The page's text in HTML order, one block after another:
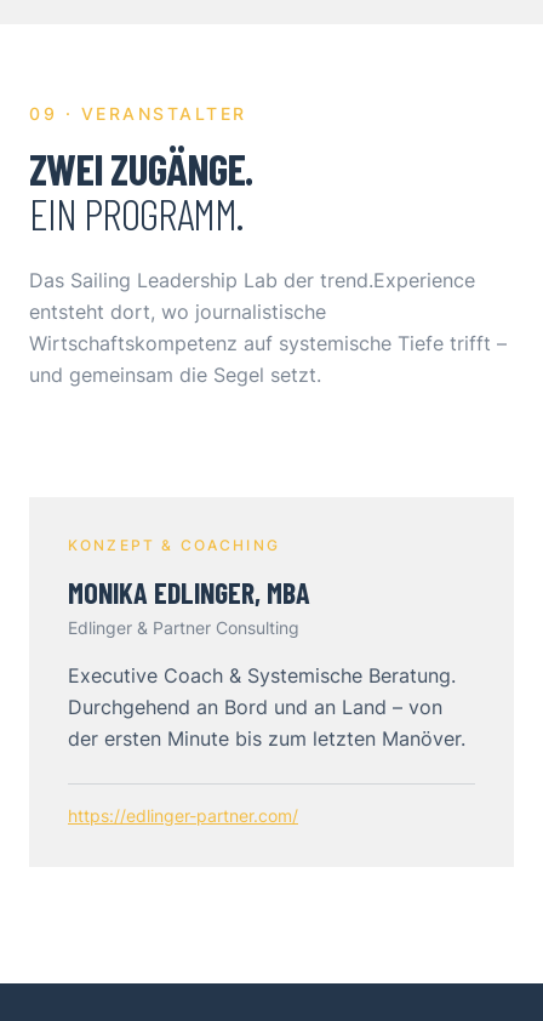
09 · VERANSTALTER
ZWEI ZUGÄNGE.
EIN PROGRAMM.
Das Sailing Leadership Lab der trend.Experience
entsteht dort, wo journalistische
Wirtschaftskompetenz auf systemische Tiefe trifft –
und gemeinsam die Segel setzt.
KONZEPT & COACHING
MONIKA EDLINGER, MBA
Edlinger & Partner Consulting
Executive Coach & Systemische Beratung.
Durchgehend an Bord und an Land – von
der ersten Minute bis zum letzten Manöver.
https://edlinger-partner.com/